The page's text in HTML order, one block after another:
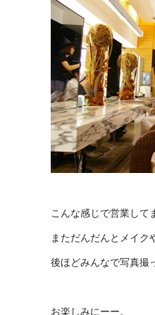
こんな感じで営業して
まただんだんとメイク
後ほどみんなで写真撮
お楽しみにーー。